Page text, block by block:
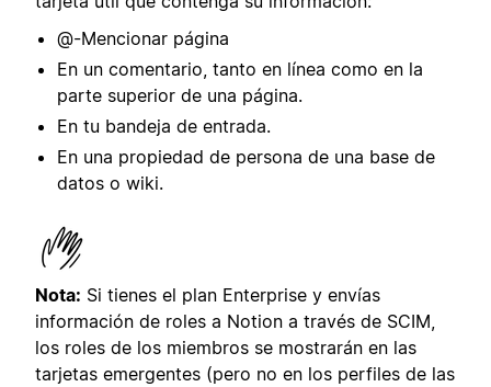
@-Mencionar página
En un comentario, tanto en línea como en la
parte superior de una página.
En tu bandeja de entrada.
En una propiedad de persona de una base de
datos o wiki.
Nota: Si tienes el plan Enterprise y envías
información de roles a Notion a través de SCIM,
los roles de los miembros se mostrarán en las
tarjetas emergentes (pero no en los perfiles de las